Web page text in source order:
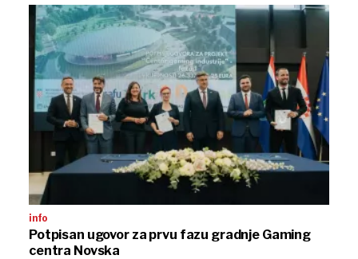
info
Potpisan ugovor za prvu fazu gradnje Gaming
centra Novska